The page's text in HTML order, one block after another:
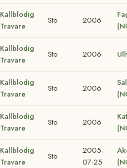
Kallblodig
Travare
Sto 2006
Kallblodig
Travare
Sto 2006
Kallblodig
Travare
Sto 2006
Kallblodig
Travare
Sto 2006
Kallblodig
Travare
Sto
2005-
07-25